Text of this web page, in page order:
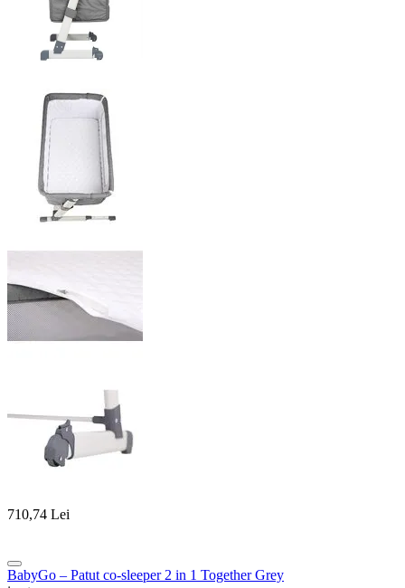
710,74 Lei
BabyGo – Patut co-sleeper 2 in 1 Together Grey